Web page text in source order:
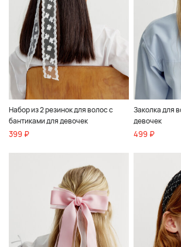
Набор из 2 резинок для волос с
бантиками для девочек
399 ₽
Заколка для
девочек
499 ₽